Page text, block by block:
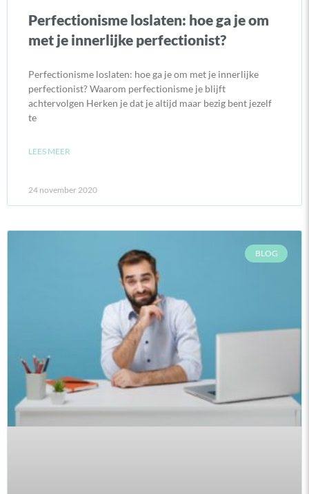
Perfectionisme loslaten: hoe ga je om
met je innerlijke perfectionist?
Perfectionisme loslaten: hoe ga je om met je innerlijke
perfectionist? Waarom perfectionisme je blijft
achtervolgen Herken je dat je altijd maar bezig bent jezelf
te
LEES MEER
24 november 2020
BLOG